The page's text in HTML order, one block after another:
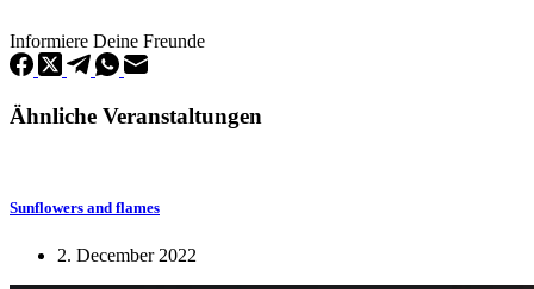
Informiere Deine Freunde
Ähnliche Veranstaltungen
Sunflowers and flames
2. December 2022